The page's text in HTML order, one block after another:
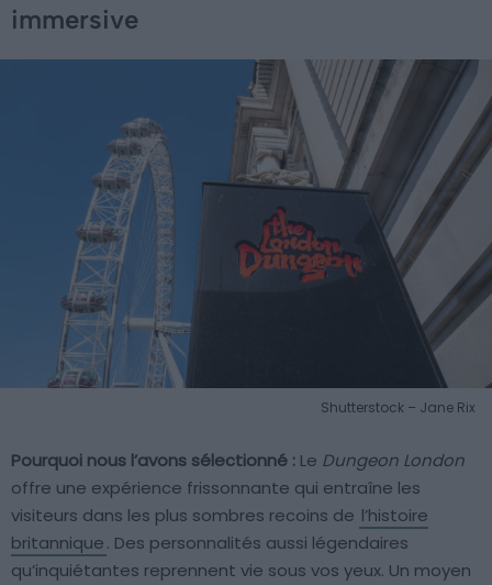
immersive
Shutterstock – Jane Rix
Pourquoi nous l’avons sélectionné : Le Dungeon London
offre une expérience frissonnante qui entraîne les
visiteurs dans les plus sombres recoins de l’histoire
britannique. Des personnalités aussi légendaires
qu’inquiétantes reprennent vie sous vos yeux. Un moyen